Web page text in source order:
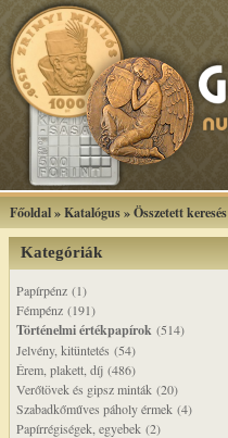
Főoldal»Katalógus»Összetett keresés
Kategóriák
Papírpénz (1)
Fémpénz (191)
Történelmi értékpapírok (514)
Jelvény, kitüntetés (54)
Érem, plakett, díj (486)
Verőtövek és gipsz minták (20)
Szabadkőműves páholy érmek (4)
Papírrégiségek, egyebek (2)